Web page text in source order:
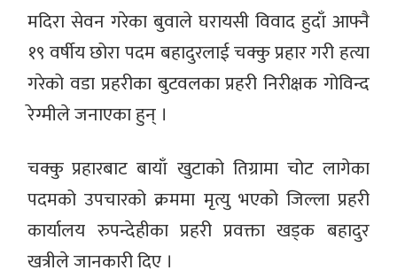
मदिरा सेवन गरेका बुवाले घरायसी विवाद हुदाँ आफ्नै
१९ वर्षीय छोरा पदम बहादुरलाई चक्कु प्रहार गरी हत्या
गरेको वडा प्रहरीका बुटवलका प्रहरी निरीक्षक गोविन्द
रेग्मीले जनाएका हुन् ।
चक्कु प्रहारबाट बायाँ खुटाको तिग्रामा चोट लागेका
पदमको उपचारको क्रममा मृत्यु भएको जिल्ला प्रहरी
कार्यालय रुपन्देहीका प्रहरी प्रवक्ता खड्क बहादुर
खत्रीले जानकारी दिए ।